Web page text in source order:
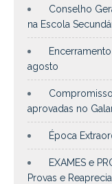
Conselho
na Escola
agosto
Compromisso
aprovadas no
Época
EXAMES e
Provas e